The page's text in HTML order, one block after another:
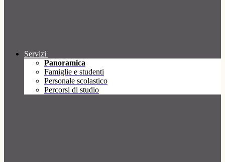
Servizi
Panoramica
Famiglie e studenti
Personale scolastico
Percorsi di studio